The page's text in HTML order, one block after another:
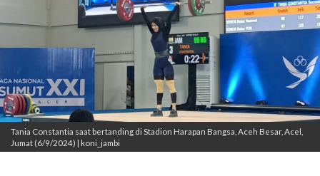
Tania Constantia saat bertanding di Stadion Harapan Bangsa, Aceh Besar, Acel,
Jumat (6/9/2024) | koni_jambi